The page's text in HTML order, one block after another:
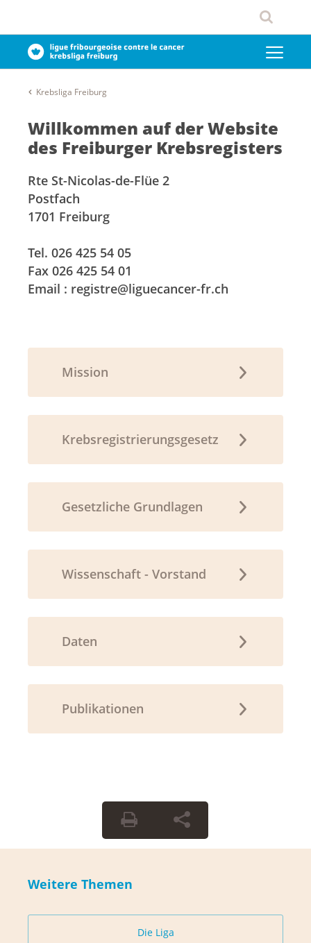
Krebsliga Freiburg
Willkommen auf der Website
des Freiburger Krebsregisters
Rte St-Nicolas-de-Flüe 2
Postfach
1701 Freiburg
Tel. 026 425 54 05
Fax 026 425 54 01
Email : registre@liguecancer-fr.ch
Mission
Krebsregistrierungsgesetz
Gesetzliche Grundlagen
Wissenschaft - Vorstand
Daten
Publikationen
Weitere Themen
Die Liga